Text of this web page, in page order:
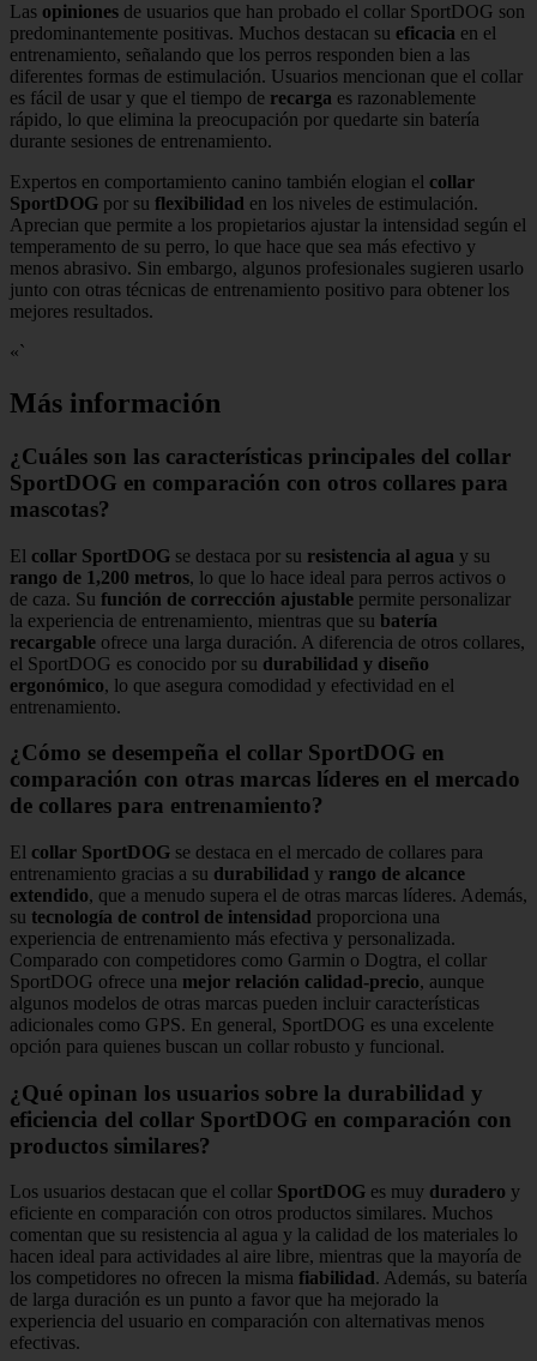
Las opiniones de usuarios que han probado el collar SportDOG son
predominantemente positivas. Muchos destacan su eficacia en el
entrenamiento, señalando que los perros responden bien a las
diferentes formas de estimulación. Usuarios mencionan que el collar
es fácil de usar y que el tiempo de recarga es razonablemente
rápido, lo que elimina la preocupación por quedarte sin batería
durante sesiones de entrenamiento.
Expertos en comportamiento canino también elogian el collar
SportDOG por su flexibilidad en los niveles de estimulación.
Aprecian que permite a los propietarios ajustar la intensidad según el
temperamento de su perro, lo que hace que sea más efectivo y
menos abrasivo. Sin embargo, algunos profesionales sugieren usarlo
junto con otras técnicas de entrenamiento positivo para obtener los
mejores resultados.
«`
Más información
¿Cuáles son las características principales del collar
SportDOG en comparación con otros collares para
mascotas?
El collar SportDOG se destaca por su resistencia al agua y su
rango de 1,200 metros, lo que lo hace ideal para perros activos o
de caza. Su función de corrección ajustable permite personalizar
la experiencia de entrenamiento, mientras que su batería
recargable ofrece una larga duración. A diferencia de otros collares,
el SportDOG es conocido por su durabilidad y diseño
ergonómico, lo que asegura comodidad y efectividad en el
entrenamiento.
¿Cómo se desempeña el collar SportDOG en
comparación con otras marcas líderes en el mercado
de collares para entrenamiento?
El collar SportDOG se destaca en el mercado de collares para
entrenamiento gracias a su durabilidad y rango de alcance
extendido, que a menudo supera el de otras marcas líderes. Además,
su tecnología de control de intensidad proporciona una
experiencia de entrenamiento más efectiva y personalizada.
Comparado con competidores como Garmin o Dogtra, el collar
SportDOG ofrece una mejor relación calidad-precio, aunque
algunos modelos de otras marcas pueden incluir características
adicionales como GPS. En general, SportDOG es una excelente
opción para quienes buscan un collar robusto y funcional.
¿Qué opinan los usuarios sobre la durabilidad y
eficiencia del collar SportDOG en comparación con
productos similares?
Los usuarios destacan que el collar SportDOG es muy duradero y
eficiente en comparación con otros productos similares. Muchos
comentan que su resistencia al agua y la calidad de los materiales lo
hacen ideal para actividades al aire libre, mientras que la mayoría de
los competidores no ofrecen la misma fiabilidad . Además, su batería
de larga duración es un punto a favor que ha mejorado la
experiencia del usuario en comparación con alternativas menos
efectivas.